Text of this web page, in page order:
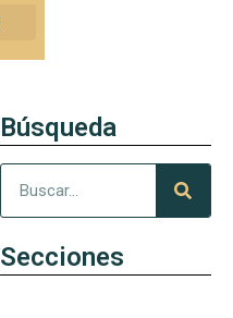
Búsqueda
Secciones